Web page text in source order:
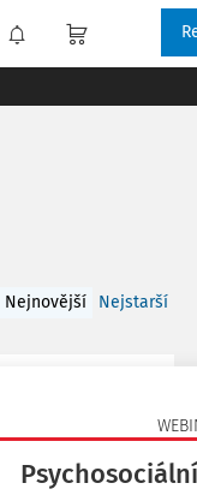
Nejnovější Nejstarší